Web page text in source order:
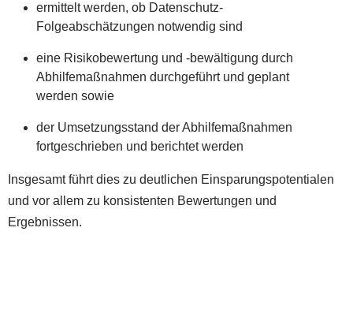
ermittelt werden, ob Datenschutz-
Folgeabschätzungen notwendig sind
eine Risikobewertung und -bewältigung durch
Abhilfemaßnahmen durchgeführt und geplant
werden sowie
der Umsetzungsstand der Abhilfemaßnahmen
fortgeschrieben und berichtet werden
Insgesamt führt dies zu deutlichen Einsparungspotentialen
und vor allem zu konsistenten Bewertungen und
Ergebnissen.